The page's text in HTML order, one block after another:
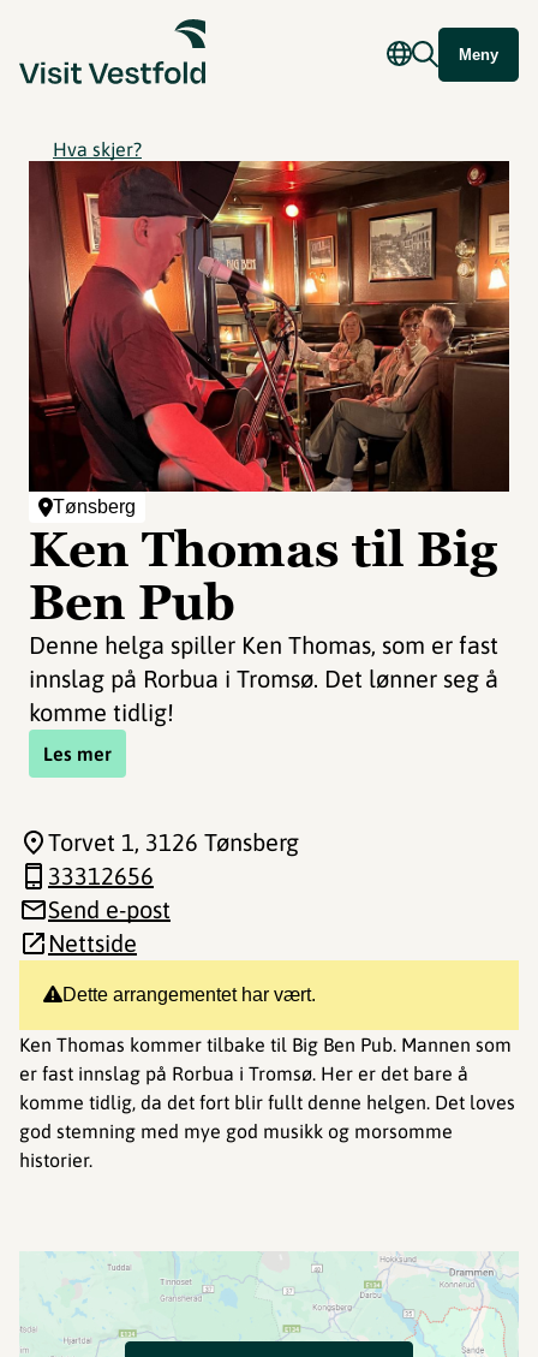
Meny
Hva skjer?
Tønsberg
Ken Thomas til Big
Ben Pub
Denne helga spiller Ken Thomas, som er fast
innslag på Rorbua i Tromsø. Det lønner seg å
komme tidlig!
Les mer
Dette arrangementet har vært.
Ken Thomas kommer tilbake til Big Ben Pub. Mannen som
er fast innslag på Rorbua i Tromsø. Her er det bare å
komme tidlig, da det fort blir fullt denne helgen. Det loves
god stemning med mye god musikk og morsomme
historier.
Torvet 1, 3126 Tønsberg
33312656
Send e-post
Nettside